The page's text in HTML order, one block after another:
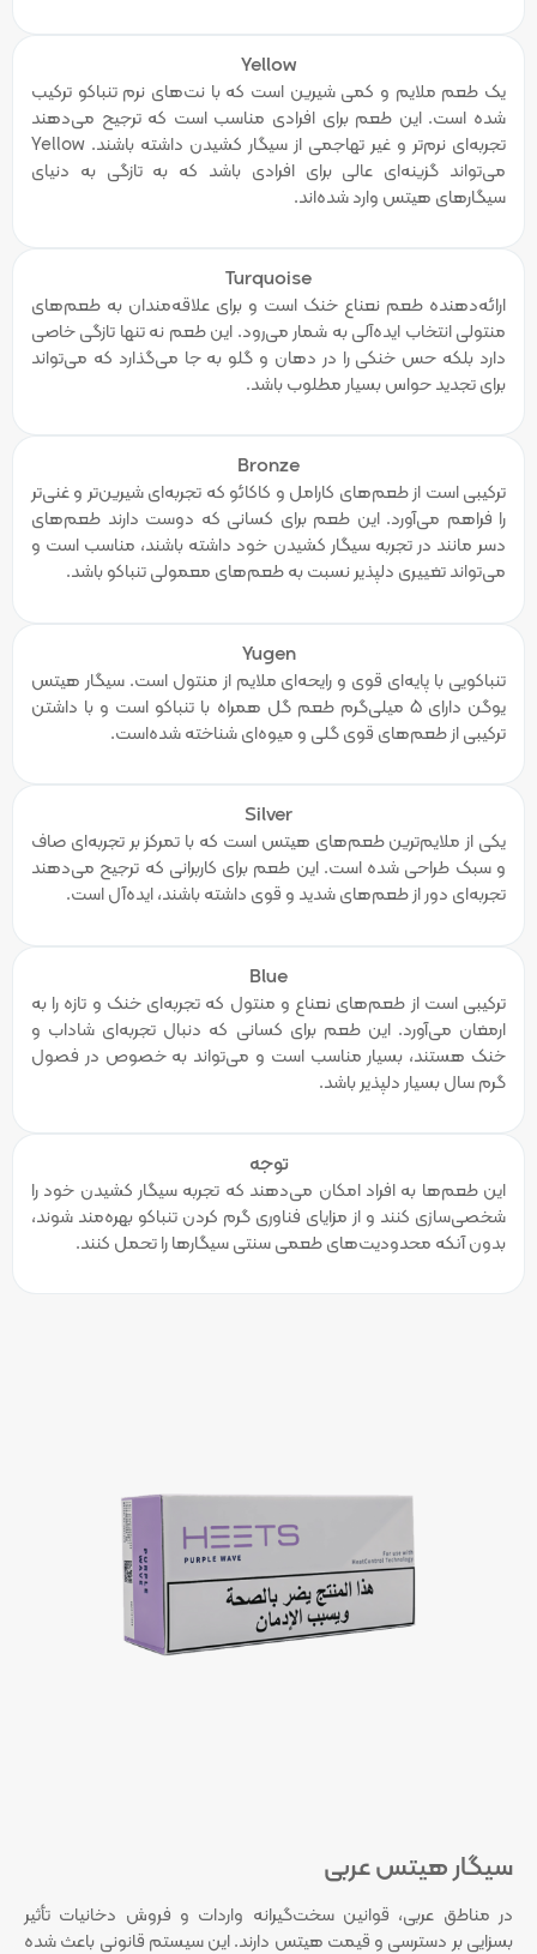
Yellow
یک طعم ملایم و کمی شیرین است که با نت‌های نرم تنباکو ترکیب
شده است. این طعم برای افرادی مناسب است که ترجیح می‌دهند
تجربه‌ای نرم‌تر و غیر تهاجمی از سیگار کشیدن داشته باشند. Yellow
می‌تواند گزینه‌ای عالی برای افرادی باشد که به تازگی به دنیای
سیگارهای هیتس وارد شده‌اند.
Turquoise
ارائه‌دهنده طعم نعناع خنک است و برای علاقه‌مندان به طعم‌های
منتولی انتخاب ایده‌آلی به شمار می‌رود. این طعم نه تنها تازگی خاصی
دارد بلکه حس خنکی را در دهان و گلو به جا می‌گذارد که می‌تواند
برای تجدید حواس بسیار مطلوب باشد.
Bronze
ترکیبی است از طعم‌های کارامل و کاکائو که تجربه‌ای شیرین‌تر و غنی‌تر
را فراهم می‌آورد. این طعم برای کسانی که دوست دارند طعم‌های
دسر مانند در تجربه سیگار کشیدن خود داشته باشند، مناسب است و
می‌تواند تغییری دلپذیر نسبت به طعم‌های معمولی تنباکو باشد.
Yugen
تنباکویی با پایه‌ای قوی و رایحه‌ای ملایم از منتول است. سیگار هیتس
یوگن دارای 5 میلی‌گرم طعم گل همراه با تنباکو است و با داشتن
ترکیبی از طعم‌های قوی گلی و میوه‌ای شناخته شده‌است.
Silver
یکی از ملایم‌ترین طعم‌های هیتس است که با تمرکز بر تجربه‌ای صاف
و سبک طراحی شده است. این طعم برای کاربرانی که ترجیح می‌دهند
تجربه‌ای دور از طعم‌های شدید و قوی داشته باشند، ایده‌آل است.
Blue
ترکیبی است از طعم‌های نعناع و منتول که تجربه‌ای خنک و تازه را به
ارمغان می‌آورد. این طعم برای کسانی که دنبال تجربه‌ای شاداب و
خنک هستند، بسیار مناسب است و می‌تواند به خصوص در فصول
گرم سال بسیار دلپذیر باشد.
توجه
این طعم‌ها به افراد امکان می‌دهند که تجربه سیگار کشیدن خود را
شخصی‌سازی کنند و از مزایای فناوری گرم کردن تنباکو بهره‌مند شوند،
بدون آنکه محدودیت‌های طعمی سنتی سیگارها را تحمل کنند.
سیگار هیتس عربی
در مناطق عربی، قوانین سخت‌گیرانه واردات و فروش دخانیات تأثیر
بسزایی بر دسترسی و قیمت هیتس دارند. این سیستم قانونی باعث شده